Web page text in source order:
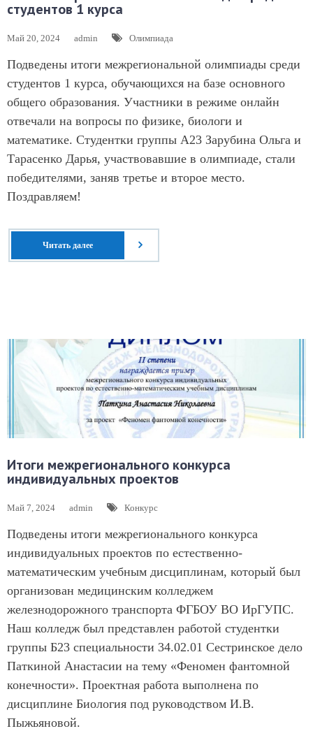
студентов 1 курса
Май 20, 2024 admin Олимпиада
Подведены итоги межрегиональной олимпиады среди
студентов 1 курса, обучающихся на базе основного
общего образования. Участники в режиме онлайн
отвечали на вопросы по физике, биологи и
математике. Студентки группы А23 Зарубина Ольга и
Тарасенко Дарья, участвовавшие в олимпиаде, стали
победителями, заняв третье и второе место.
Поздравляем!
Читать далее
Итоги межрегионального конкурса
индивидуальных проектов
Май 7, 2024 admin Конкурс
Подведены итоги межрегионального конкурса
индивидуальных проектов по естественно-
математическим учебным дисциплинам, который был
организован медицинским колледжем
железнодорожного транспорта ФГБОУ ВО ИрГУПС.
Наш колледж был представлен работой студентки
группы Б23 специальности 34.02.01 Сестринское дело
Паткиной Анастасии на тему «Феномен фантомной
конечности». Проектная работа выполнена по
дисциплине Биология под руководством И.В.
Пыжьяновой.